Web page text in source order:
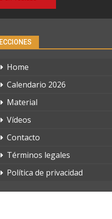
Home
Calendario 2026
Material
Vídeos
Contacto
Términos legales
Política de privacidad